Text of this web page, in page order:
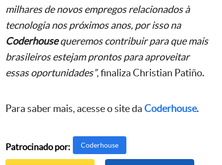
milhares de novos empregos relacionados à
tecnologia nos próximos anos, por isso na
Coderhousequeremos contribuir para que mais
brasileiros estejam prontos para aproveitar
essas oportunidades”, finaliza Christian Patiño.
Para saber mais, acesse o site da Coderhouse.
Patrocinado por: Coderhouse